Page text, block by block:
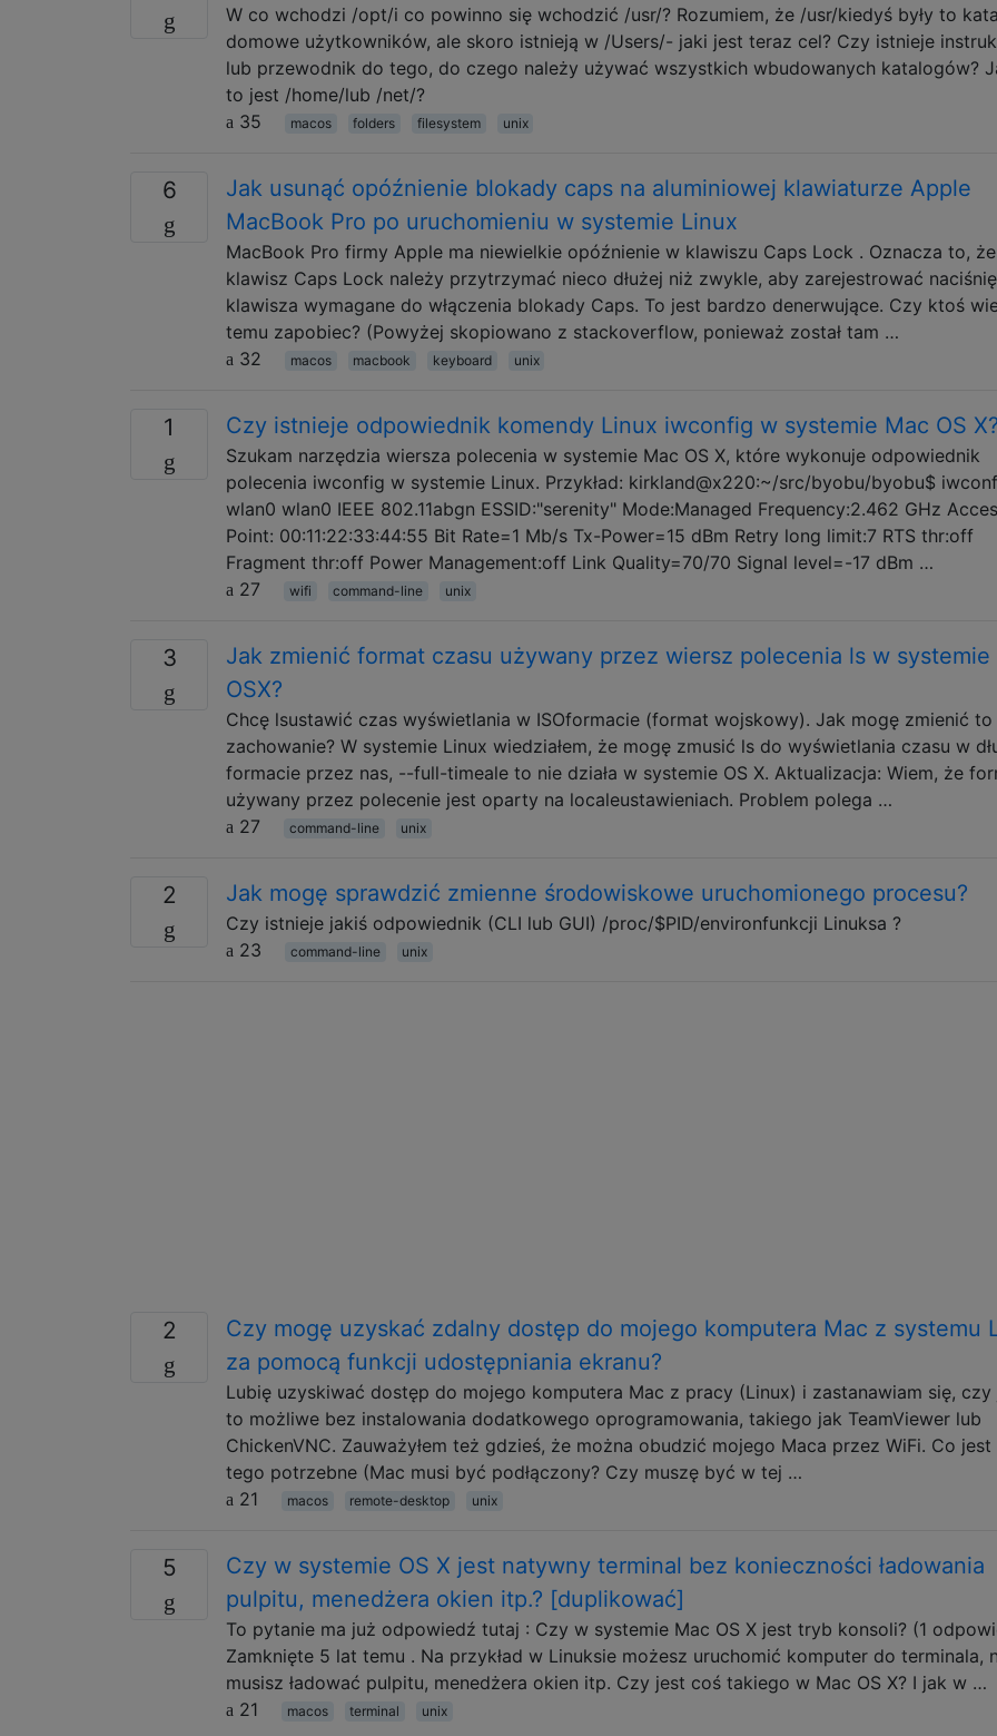
W co wchodzi /opt/i co powinno się wchodzić /usr/? Rozumiem, że /usr/kiedyś były to
domowe użytkowników, ale skoro istnieją w /Users/- jaki jest teraz cel? Czy istnieje
lub przewodnik do tego, do czego należy używać wszystkich wbudowanych katalogów?
to jest /home/lub /net/?
35
macos folders filesystem unix
6
Jak usunąć opóźnienie blokady caps na aluminiowej klawiaturze Apple
MacBook Pro po uruchomieniu w systemie Linux
MacBook Pro firmy Apple ma niewielkie opóźnienie w klawiszu Caps Lock . Oznacza to, że
klawisz Caps Lock należy przytrzymać nieco dłużej niż zwykle, aby zarejestrować
klawisza wymagane do włączenia blokady Caps. To jest bardzo denerwujące. Czy ktoś
temu zapobiec? (Powyżej skopiowano z stackoverflow, ponieważ został tam …
32
macos macbook keyboard unix
1 Czy istnieje odpowiednik komendy Linux iwconfig w systemie Mac OS X?
Szukam narzędzia wiersza polecenia w systemie Mac OS X, które wykonuje odpowiednik
polecenia iwconfig w systemie Linux. Przykład: kirkland@x220:~/src/byobu/byobu$
wlan0 wlan0 IEEE 802.11abgn ESSID:"serenity" Mode:Managed Frequency:2.462 GHz
Point: 00:11:22:33:44:55 Bit Rate=1 Mb/s Tx-Power=15 dBm Retry long limit:7 RTS thr:off
Fragment thr:off Power Management:off Link Quality=70/70 Signal level=-17 dBm …
27
wifi command-line unix
3
Jak zmienić format czasu używany przez wiersz polecenia ls w systemie
OSX?
Chcę lsustawić czas wyświetlania w ISOformacie (format wojskowy). Jak mogę zmienić to
zachowanie? W systemie Linux wiedziałem, że mogę zmusić ls do wyświetlania czasu w
formacie przez nas, --full-timeale to nie działa w systemie OS X. Aktualizacja: Wiem, że
używany przez polecenie jest oparty na localeustawieniach. Problem polega …
27
command-line unix
2 Jak mogę sprawdzić zmienne środowiskowe uruchomionego procesu?
Czy istnieje jakiś odpowiednik (CLI lub GUI) /proc/$PID/environfunkcji Linuksa ?
23
command-line unix
2
Czy mogę uzyskać zdalny dostęp do mojego komputera Mac z systemu
za pomocą funkcji udostępniania ekranu?
Lubię uzyskiwać dostęp do mojego komputera Mac z pracy (Linux) i zastanawiam się, czy
to możliwe bez instalowania dodatkowego oprogramowania, takiego jak TeamViewer lub
ChickenVNC. Zauważyłem też gdzieś, że można obudzić mojego Maca przez WiFi. Co jest
tego potrzebne (Mac musi być podłączony? Czy muszę być w tej …
21
macos remote-desktop unix
5
Czy w systemie OS X jest natywny terminal bez konieczności ładowania
pulpitu, menedżera okien itp.? [duplikować]
To pytanie ma już odpowiedź tutaj : Czy w systemie Mac OS X jest tryb konsoli? (1
Zamknięte 5 lat temu . Na przykład w Linuksie możesz uruchomić komputer do terminala,
musisz ładować pulpitu, menedżera okien itp. Czy jest coś takiego w Mac OS X? I jak w …
21
macos terminal unix